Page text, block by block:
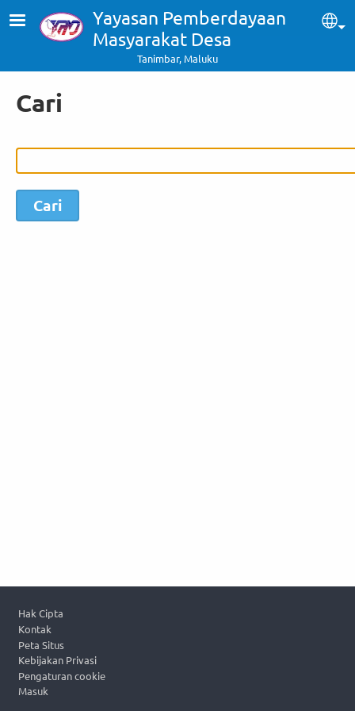
Skip to main contentYayasan Pemberdayaan
Masyarakat Desa
Tanimbar, Maluku
Cari
Hak Cipta
Kontak
Peta Situs
Kebijakan Privasi
Pengaturan cookie
Masuk